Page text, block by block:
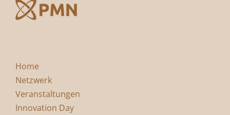
Home
Netzwerk
Veranstaltungen
Innovation Day